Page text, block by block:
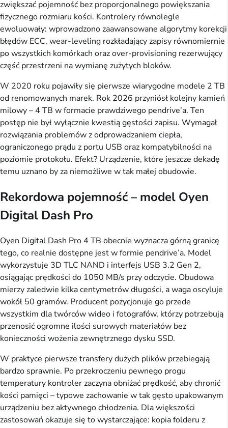
zwiększać pojemność bez proporcjonalnego powiększania
fizycznego rozmiaru kości. Kontrolery równolegle
ewoluowały: wprowadzono zaawansowane algorytmy korekcji
błędów ECC, wear-leveling rozkładający zapisy równomiernie
po wszystkich komórkach oraz over-provisioning rezerwujący
część przestrzeni na wymianę zużytych bloków.
W 2020 roku pojawiły się pierwsze wiarygodne modele 2 TB
od renomowanych marek. Rok 2026 przyniósł kolejny kamień
milowy – 4 TB w formacie prawdziwego pendrive’a. Ten
postęp nie był wyłącznie kwestią gęstości zapisu. Wymagał
rozwiązania problemów z odprowadzaniem ciepła,
ograniczonego prądu z portu USB oraz kompatybilności na
poziomie protokołu. Efekt? Urządzenie, które jeszcze dekadę
temu uznano by za niemożliwe w tak małej obudowie.
Rekordowa pojemność – model Oyen
Digital Dash Pro
Oyen Digital Dash Pro 4 TB obecnie wyznacza górną granicę
tego, co realnie dostępne jest w formie pendrive’a. Model
wykorzystuje 3D TLC NAND i interfejs USB 3.2 Gen 2,
osiągając prędkości do 1050 MB/s przy odczycie. Obudowa
mierzy zaledwie kilka centymetrów długości, a waga oscyluje
wokół 50 gramów. Producent pozycjonuje go przede
wszystkim dla twórców wideo i fotografów, którzy potrzebują
przenosić ogromne ilości surowych materiałów bez
konieczności wożenia zewnętrznego dysku SSD.
W praktyce pierwsze transfery dużych plików przebiegają
bardzo sprawnie. Po przekroczeniu pewnego progu
temperatury kontroler zaczyna obniżać prędkość, aby chronić
kości pamięci – typowe zachowanie w tak gęsto upakowanym
urządzeniu bez aktywnego chłodzenia. Dla większości
zastosowań okazuje się to wystarczające: kopia folderu z